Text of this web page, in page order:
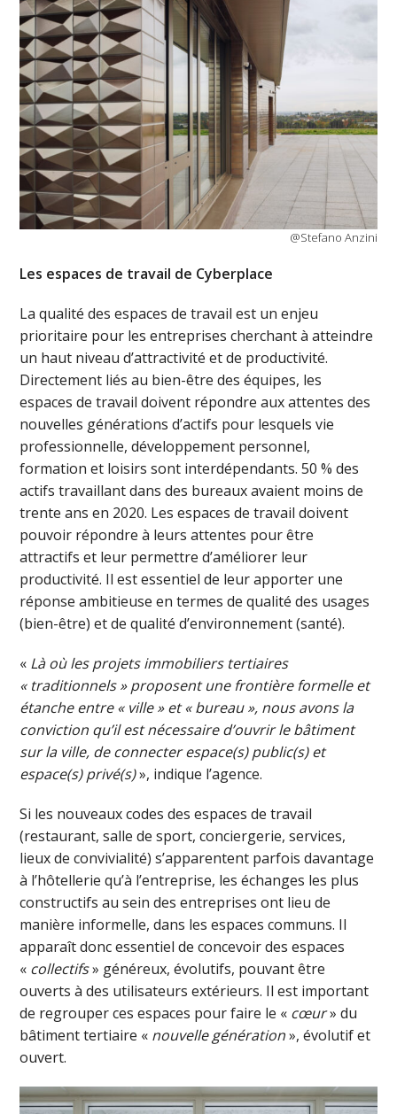
@Stefano Anzini
Les espaces de travail de Cyberplace
La qualité des espaces de travail est un enjeu
prioritaire pour les entreprises cherchant à atteindre
un haut niveau d’attractivité et de productivité.
Directement liés au bien-être des équipes, les
espaces de travail doivent répondre aux attentes des
nouvelles générations d’actifs pour lesquels vie
professionnelle, développement personnel,
formation et loisirs sont interdépendants. 50 % des
actifs travaillant dans des bureaux avaient moins de
trente ans en 2020. Les espaces de travail doivent
pouvoir répondre à leurs attentes pour être
attractifs et leur permettre d’améliorer leur
productivité. Il est essentiel de leur apporter une
réponse ambitieuse en termes de qualité des usages
(bien-être) et de qualité d’environnement (santé).
« Là où les projets immobiliers tertiaires
« traditionnels » proposent une frontière formelle et
étanche entre « ville » et « bureau », nous avons la
conviction qu’il est nécessaire d’ouvrir le bâtiment
sur la ville, de connecter espace(s) public(s) et
espace(s) privé(s)», indique l’agence.
Si les nouveaux codes des espaces de travail
(restaurant, salle de sport, conciergerie, services,
lieux de convivialité) s’apparentent parfois davantage
à l’hôtellerie qu’à l’entreprise, les échanges les plus
constructifs au sein des entreprises ont lieu de
manière informelle, dans les espaces communs. Il
apparaît donc essentiel de concevoir des espaces
« collectifs» généreux, évolutifs, pouvant être
ouverts à des utilisateurs extérieurs. Il est important
de regrouper ces espaces pour faire le « cœur» du
bâtiment tertiaire « nouvelle génération», évolutif et
ouvert.